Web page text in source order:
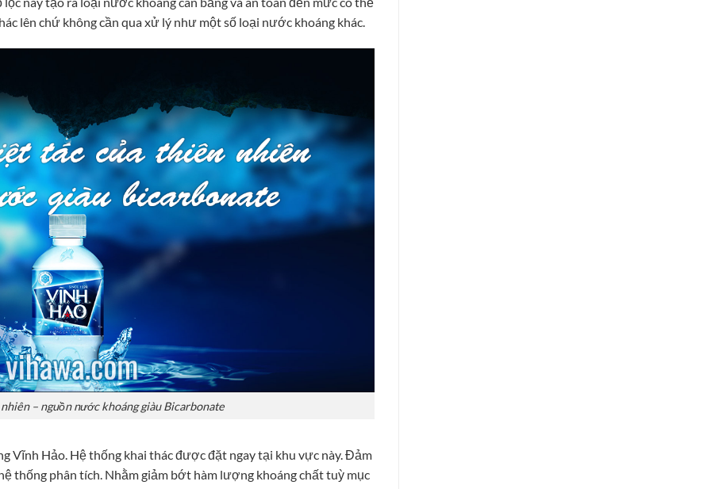
lên chứ không cần qua xử lý như một số loại nước khoáng khác.
– nguồn nước khoáng giàu Bicarbonate
Vĩnh Hảo. Hệ thống khai thác được đặt ngay tại khu vực này. Đảm
thống phân tích. Nhằm giảm bớt hàm lượng khoáng chất tuỳ mục